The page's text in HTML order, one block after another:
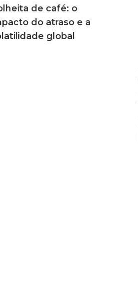
de café: o
do atraso e a
global